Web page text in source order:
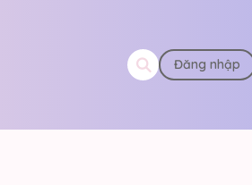
Đăng nhập